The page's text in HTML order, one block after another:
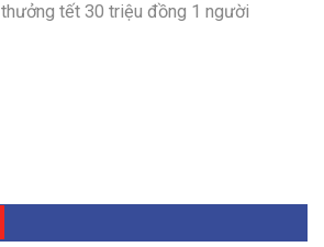
thưởng tết 30 triệu đồng 1 người